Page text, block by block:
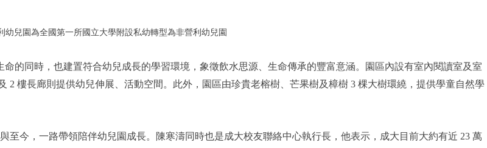
幼兒園為全國第一所國立大學附設私幼轉型為非營利幼兒園
的同時，也建置符合幼兒成長的學習環境，象徵飲水思源、生命傳承的豐富意涵。園區內設有室內閱讀室及室
樓長廊則提供幼兒伸展、活動空間。此外，園區由珍貴老榕樹、芒果樹及樟樹 3 棵大樹環繞，提供學童自然學
今，一路帶領陪伴幼兒園成長。陳寒濤同時也是成大校友聯絡中心執行長，他表示，成大目前大約有近 23 萬